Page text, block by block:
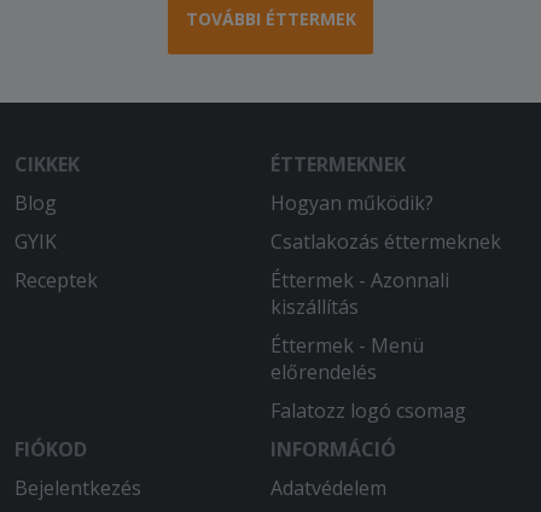
2025-10-09 - Lajos:
A megrendelt étel nagyon finom volt és
bőséges! Gyors kiszállítás!
az előre jelzettnél is gyorsabb, a futár
Szuper volt!
TOVÁBBI ÉTTERMEK
CIKKEK
Blog
GYIK
Receptek
ÉTTERMEKNEK
Hogyan működik?
Csatlakozás éttermeknek
Éttermek - Azonnali
kiszállítás
Éttermek - Menü
előrendelés
Falatozz logó csomag
FIÓKOD
Bejelentkezés
INFORMÁCIÓ
Adatvédelem